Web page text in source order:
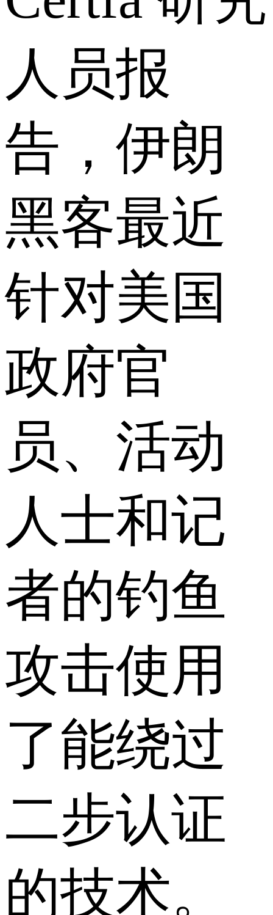
人员报
告，伊朗
黑客最近
针对美国
政府官
员、活动
人士和记
者的钓鱼
攻击使用
了能绕过
二步认证
的技术。